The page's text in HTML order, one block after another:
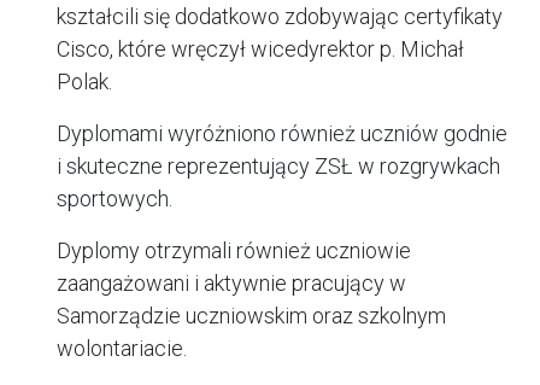
kształcili się dodatkowo zdobywając certyfikaty
Cisco, które wręczył wicedyrektor p. Michał
Polak.
Dyplomami wyróżniono również uczniów godnie
i skuteczne reprezentujący ZSŁ w rozgrywkach
sportowych.
Dyplomy otrzymali również uczniowie
zaangażowani i aktywnie pracujący w
Samorządzie uczniowskim oraz szkolnym
wolontariacie.